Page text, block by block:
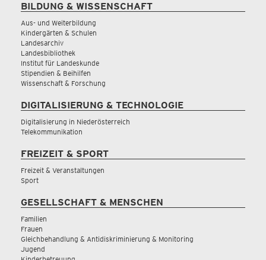
BILDUNG & WISSENSCHAFT
Aus- und Weiterbildung
Kindergärten & Schulen
Landesarchiv
Landesbibliothek
Institut für Landeskunde
Stipendien & Beihilfen
Wissenschaft & Forschung
DIGITALISIERUNG & TECHNOLOGIE
Digitalisierung in Niederösterreich
Telekommunikation
FREIZEIT & SPORT
Freizeit & Veranstaltungen
Sport
GESELLSCHAFT & MENSCHEN
Familien
Frauen
Gleichbehandlung & Antidiskriminierung & Monitoring
Jugend